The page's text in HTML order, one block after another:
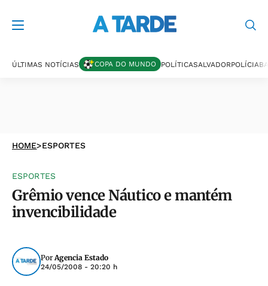
ÚLTIMAS NOTÍCIAS COPA DO MUNDO POLÍTICASALVADORPOLÍCIA
HOME>ESPORTES
ESPORTES
Grêmio vence Náutico e mantém
invencibilidade
PorAgencia Estado
24/05/2008 - 20:20 h